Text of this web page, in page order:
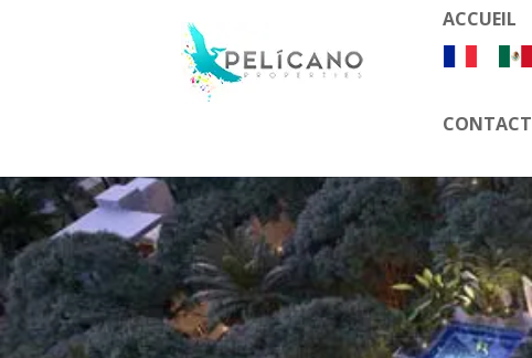
ACCUEIL
CONTACT